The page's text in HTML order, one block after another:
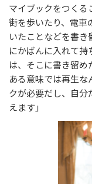
マイブックをつくる
街を歩いたり、電車
いたことなどを書き
にかばんに入れて持
は、そこに書き留め
ある意味では再生な
クが必要だし、自分
えます」